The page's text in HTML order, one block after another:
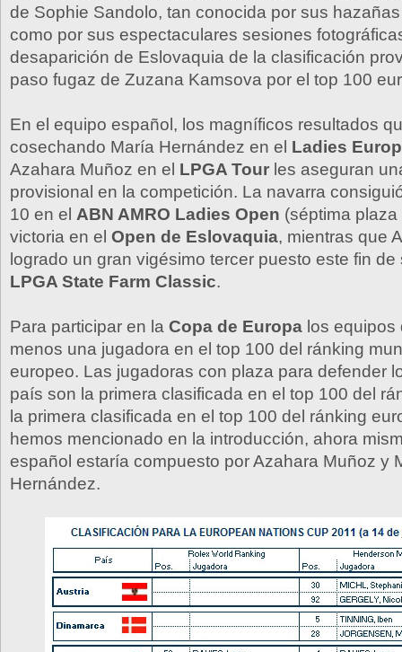
de Sophie Sandolo, tan conocida por sus
como por sus espectaculares sesiones
desaparición de Eslovaquia de la clasificación
paso fugaz de Zuzana Kamsova por el top 100
En el equipo español, los magníficos resultados
cosechando María Hernández en el Ladies
Azahara Muñoz en el LPGA Tour les aseguran
provisional en la competición. La navarra
10 en el ABN AMRO Ladies Open (séptima
victoria en el Open de Eslovaquia, mientras que
logrado un gran vigésimo tercer puesto este fin
LPGA State Farm Classic.
Para participar en la Copa de Europa los
menos una jugadora en el top 100 del ránking
europeo. Las jugadoras con plaza para defender
país son la primera clasificada en el top 100 del
la primera clasificada en el top 100 del ránking
hemos mencionado en la introducción, ahora
español estaría compuesto por Azahara Muñoz y
Hernández.